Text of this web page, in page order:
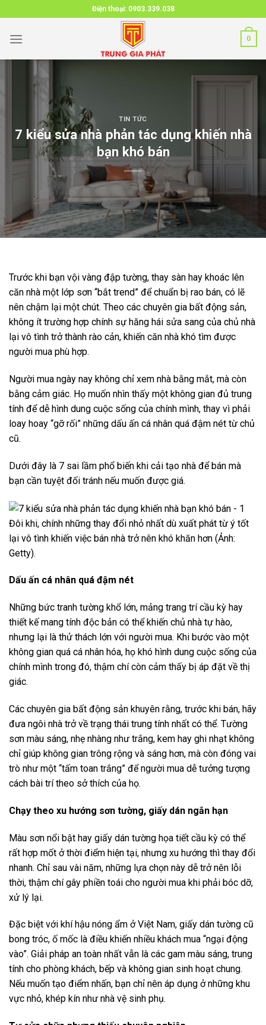
to
content
Điện thoại: 0903.339.038
0
TIN TỨC
7 kiểu sửa nhà phản tác dụng khiến nhà
bạn khó bán
Trước khi bạn vội vàng đập tường, thay sàn hay khoác lên
căn nhà một lớp sơn “bắt trend” để chuẩn bị rao bán, có lẽ
nên chậm lại một chút. Theo các chuyên gia bất động sản,
không ít trường hợp chính sự hăng hái sửa sang của chủ nhà
lại vô tình trở thành rào cản, khiến căn nhà khó tìm được
người mua phù hợp.
Người mua ngày nay không chỉ xem nhà bằng mắt, mà còn
bằng cảm giác. Họ muốn nhìn thấy một không gian đủ trung
tính để dễ hình dung cuộc sống của chính mình, thay vì phải
loay hoay “gỡ rối” những dấu ấn cá nhân quá đậm nét từ chủ
cũ.
Dưới đây là 7 sai lầm phổ biến khi cải tạo nhà để bán mà
bạn cần tuyệt đối tránh nếu muốn được giá.
Đôi khi, chính những thay đổi nhỏ nhất dù xuất phát từ ý tốt
lại vô tình khiến việc bán nhà trở nên khó khăn hơn (Ảnh:
Getty).
Dấu ấn cá nhân quá đậm nét
Những bức tranh tường khổ lớn, mảng trang trí cầu kỳ hay
thiết kế mang tính độc bản có thể khiến chủ nhà tự hào,
nhưng lại là thử thách lớn với người mua. Khi bước vào một
không gian quá cá nhân hóa, họ khó hình dung cuộc sống của
chính mình trong đó, thậm chí còn cảm thấy bị áp đặt về thị
giác.
Các chuyên gia bất động sản khuyên rằng, trước khi bán, hãy
đưa ngôi nhà trở về trạng thái trung tính nhất có thể. Tường
sơn màu sáng, nhẹ nhàng như trắng, kem hay ghi nhạt không
chỉ giúp không gian trông rộng và sáng hơn, mà còn đóng vai
trò như một “tấm toan trắng” để người mua dễ tưởng tượng
cách bài trí theo sở thích của họ.
Chạy theo xu hướng sơn tường, giấy dán ngắn hạn
Màu sơn nổi bật hay giấy dán tường họa tiết cầu kỳ có thể
rất hợp mốt ở thời điểm hiện tại, nhưng xu hướng thì thay đổi
nhanh. Chỉ sau vài năm, những lựa chọn này dễ trở nên lỗi
thời, thậm chí gây phiền toái cho người mua khi phải bóc dỡ,
xử lý lại.
Đặc biệt với khí hậu nóng ẩm ở Việt Nam, giấy dán tường cũ
bong tróc, ố mốc là điều khiến nhiều khách mua “ngại động
vào”. Giải pháp an toàn nhất vẫn là các gam màu sáng, trung
tính cho phòng khách, bếp và không gian sinh hoạt chung.
Nếu muốn tạo điểm nhấn, bạn chỉ nên áp dụng ở những khu
vực nhỏ, khép kín như nhà vệ sinh phụ.